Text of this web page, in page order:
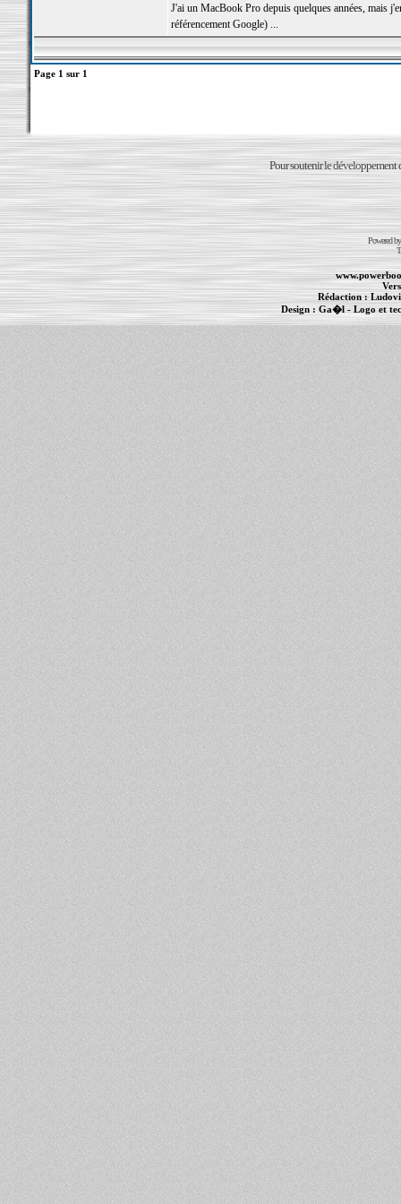
J'ai un MacBook Pro depuis quelques années, mais
référencement Google) ...
Page 1 sur 1
Pour soutenir le développement
Powered
Rédaction :
Design : Ga�l- Logo et
- MacBook Pro-